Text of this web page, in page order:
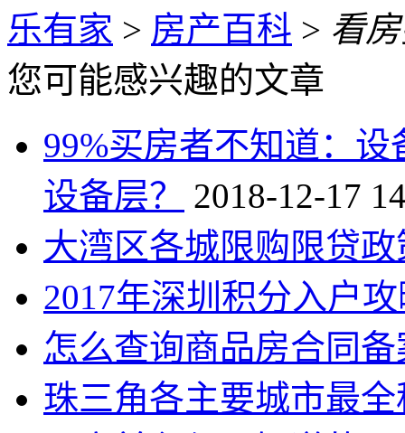
乐有家 > 房产百科 > 看
您可能感兴趣的文章
99%买房者不知道：
设备层？
2018-12-17
大湾区各城限购限贷
2017年深圳积分入户
怎么查询商品房合同备
珠三角各主要城市最